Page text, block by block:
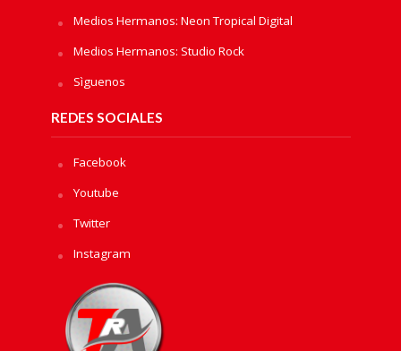
Medios Hermanos: Neon Tropical Digital
Medios Hermanos: Studio Rock
Sìguenos
REDES SOCIALES
Facebook
Youtube
Twitter
Instagram